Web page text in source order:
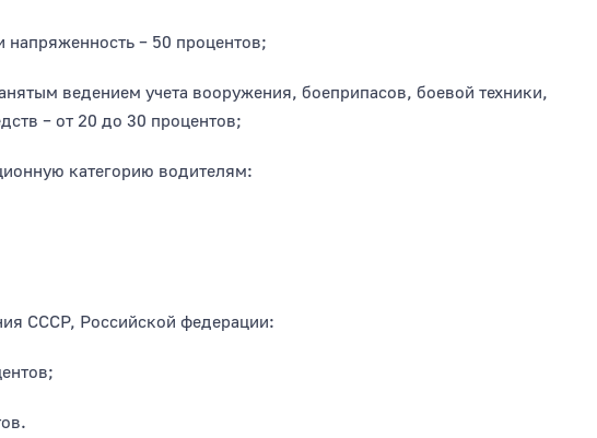
напряженность – 50 процентов;
ведением учета вооружения, боеприпасов, боевой техники,
– от 20 до 30 процентов;
категорию водителям:
СССР, Российской федерации: